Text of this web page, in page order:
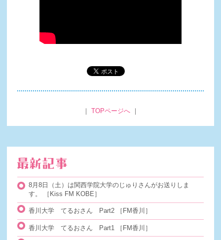
｜ TOPページへ｜
8月8日（土）は関西学院大学のじゅりさんがお送りしま
す。
［Kiss FM KOBE］
香川大学 てるおさん Part2 ［FM香川］
香川大学 てるおさん Part1 ［FM香川］